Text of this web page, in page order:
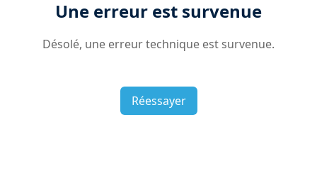
Une erreur est survenue
Désolé, une erreur technique est survenue.
Réessayer